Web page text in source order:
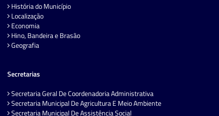
História do Município
Localização
Economia
Hino, Bandeira e Brasão
Geografia
Secretarias
Secretaria Geral De Coordenadoria Administrativa
Secretaria Municipal De Agricultura E Meio Ambiente
Secretaria Municipal De Assistência Social